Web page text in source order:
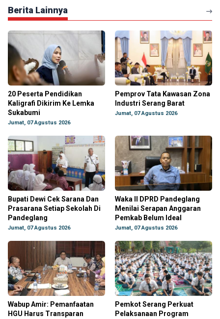
Berita Lainnya
20 Peserta Pendidikan
Kaligrafi Dikirim Ke Lemka
Sukabumi
Jumat, 07 Agustus 2026
Pemprov Tata Kawasan Zona
Industri Serang Barat
Jumat, 07 Agustus 2026
Bupati Dewi Cek Sarana Dan
Prasarana Setiap Sekolah Di
Pandeglang
Jumat, 07 Agustus 2026
Waka II DPRD Pandeglang
Menilai Serapan Anggaran
Pemkab Belum Ideal
Jumat, 07 Agustus 2026
Wabup Amir: Pemanfaatan
HGU Harus Transparan
Pemkot Serang Perkuat
Pelaksanaan Program